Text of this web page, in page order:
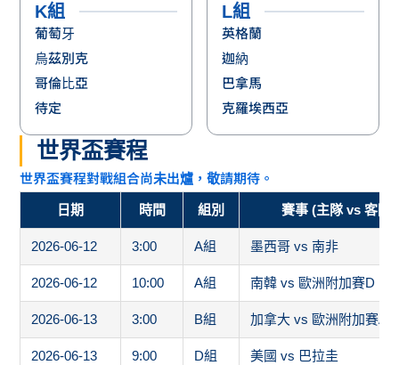
2026-06-13 加拿大 vs 歐洲附加賽A
2026-06-13
2026-06-13 澳洲 vs 歐洲附加賽C
2026-06-14 3:00 B組 卡達 vs 瑞士
2026-06-14 6:00 C組 巴西 vs 摩洛哥
2026-06-14 9:00 C組 海地 vs 蘇格蘭
2026-06-15 1:00 E組 德國 vs 古拉索
2026-06-15 4:00 F組 荷蘭 vs 日本
2026-06-15 7:00 E組 象牙海岸 vs 厄瓜多
2026-06-15 10:00 F組 突尼西亞 vs 歐洲附加賽